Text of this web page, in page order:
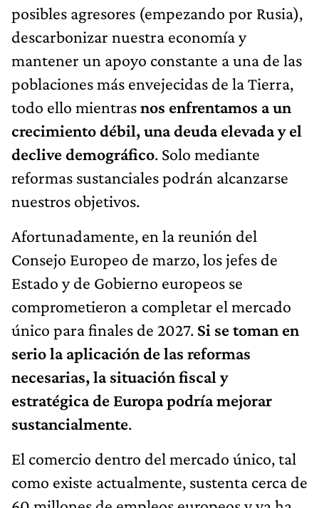
posibles agresores (empezando por Rusia),
descarbonizar nuestra economía y
mantener un apoyo constante a una de las
poblaciones más envejecidas de la Tierra,
todo ello mientrasnos enfrentamos a un
crecimiento débil, una deuda elevada y el
declive demográfico. Solo mediante
reformas sustanciales podrán alcanzarse
nuestros objetivos.
Afortunadamente, en la reunión del
Consejo Europeo de marzo, los jefes de
Estado y de Gobierno europeos se
comprometieron a completar el mercado
único para finales de 2027. Si se toman en
serio la aplicación de las reformas
necesarias, la situación fiscal y
estratégica de Europa podría mejorar
sustancialmente.
El comercio dentro del mercado único, tal
como existe actualmente, sustenta cerca de